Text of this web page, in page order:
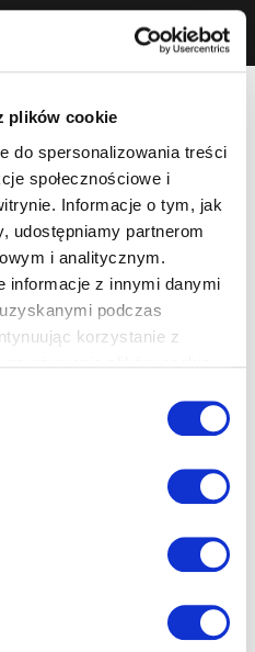
plików cookie
do spersonalizowania treści
społecznościowe i
Informacje o tym, jak
udostępniamy partnerom
i analitycznym.
informacje z innymi danymi
podczas
korzystanie z